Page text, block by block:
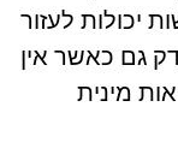
יכולות לעזור
גם כאשר אין
מינית